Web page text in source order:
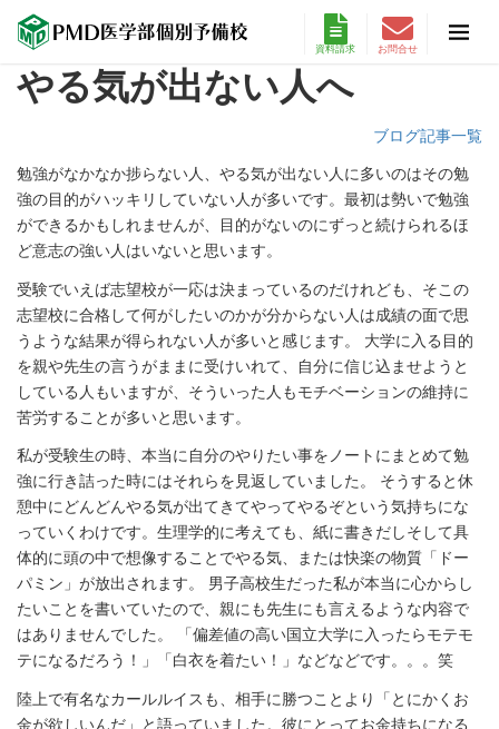
お問合せ
資料請求
やる気が出ない人へ
ブログ記事一覧
勉強がなかなか捗らない人、やる気が出ない人に多いのはその勉
強の目的がハッキリしていない人が多いです。最初は勢いで勉強
ができるかもしれませんが、目的がないのにずっと続けられるほ
ど意志の強い人はいないと思います。
受験でいえば志望校が一応は決まっているのだけれども、そこの
志望校に合格して何がしたいのかが分からない人は成績の面で思
うような結果が得られない人が多いと感じます。 大学に入る目的
を親や先生の言うがままに受けいれて、自分に信じ込ませようと
している人もいますが、そういった人もモチベーションの維持に
苦労することが多いと思います。
私が受験生の時、本当に自分のやりたい事をノートにまとめて勉
強に行き詰った時にはそれらを見返していました。 そうすると休
憩中にどんどんやる気が出てきてやってやるぞという気持ちにな
っていくわけです。生理学的に考えても、紙に書きだしそして具
体的に頭の中で想像することでやる気、または快楽の物質「ドー
パミン」が放出されます。 男子高校生だった私が本当に心からし
たいことを書いていたので、親にも先生にも言えるような内容で
はありませんでした。 「偏差値の高い国立大学に入ったらモテモ
テになるだろう！」「白衣を着たい！」などなどです。。。笑
陸上で有名なカールルイスも、相手に勝つことより「とにかくお
金が欲しいんだ」と語っていました。彼にとってお金持ちになる